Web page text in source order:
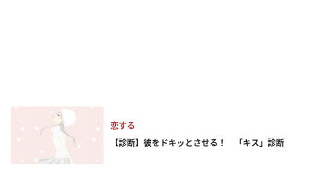
恋する
【診断】彼をドキッとさせる！ 「キス」診断